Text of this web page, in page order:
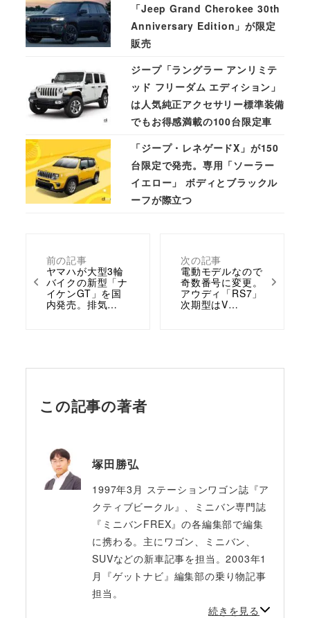
前の記事
ヤマハが大型3輪
バイクの新型「ナ
イケンGT」を国
内発売。排気…
次の記事
電動モデルなので
奇数番号に変更。
アウディ「RS7」
次期型はV…
「Jeep Grand Cherokee 30th
Anniversary Edition」が限定
販売
ジープ「ラングラー アンリミテ
ッド フリーダム エディション」
は人気純正アクセサリー標準装備
でもお得感満載の100台限定車
「ジープ・レネゲードX」が150
台限定で発売。専用「ソーラー
イエロー」 ボディとブラックル
ーフが際立つ
この記事の著者
塚田勝弘
1997年3月 ステーションワゴン誌『ア
クティブビークル』、ミニバン専門誌
『ミニバンFREX』の各編集部で編集
に携わる。主にワゴン、ミニバン、
SUVなどの新車記事を担当。2003年1
月『ゲットナビ』編集部の乗り物記事
担当。
続きを見る